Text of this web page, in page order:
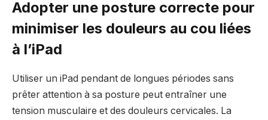
Adopter une posture correcte pour
minimiser les douleurs au cou liées
à l’iPad
Utiliser un iPad pendant de longues périodes sans
prêter attention à sa posture peut entraîner une
tension musculaire et des douleurs cervicales. La